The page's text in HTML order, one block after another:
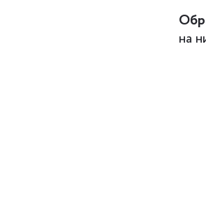
на